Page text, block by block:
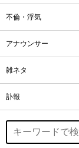
不倫・浮気
アナウンサー
雑ネタ
訃報